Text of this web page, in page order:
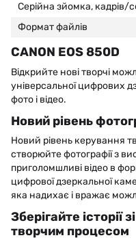
Серійна зйомка, кадрів/
Формат файлів
CANON EOS 850D
Відкрийте нові творчі
універсальної цифрових
фото і відео.
Новий рівень
Новий рівень керування
створюйте фотографії з
приголомшливі відео в
цифрової дзеркальної
яка надихає і вражає
Зберігайте історії
творчим процесом